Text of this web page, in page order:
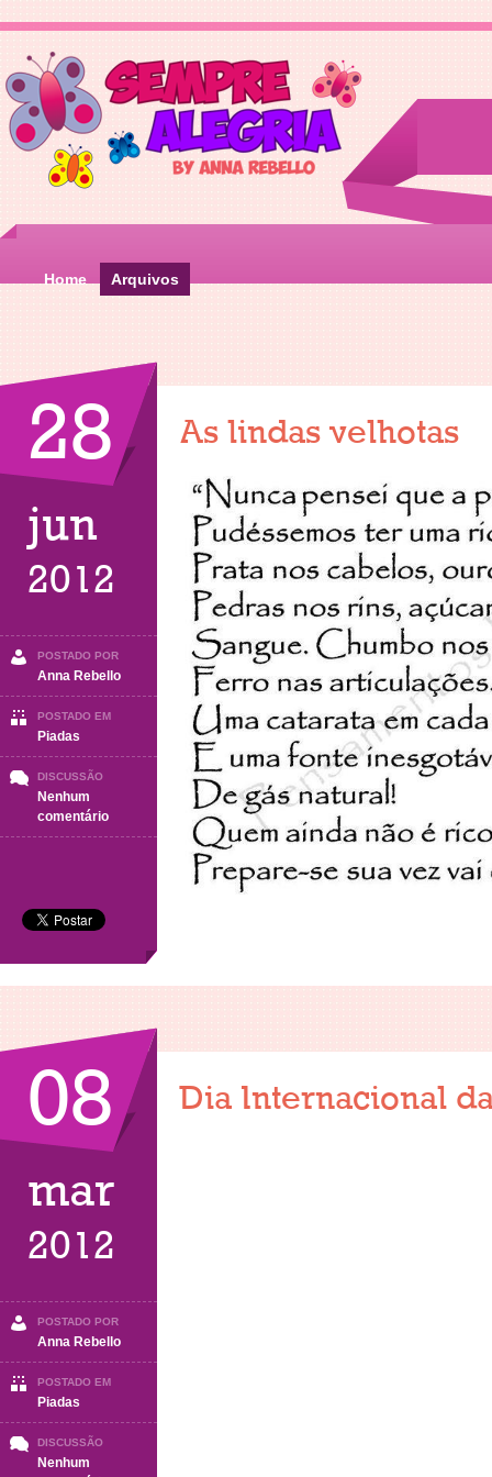
Home Arquivos
28
jun
2012
POSTADO POR
Anna Rebello
POSTADO EM
Piadas
DISCUSSÃO
Nenhum
comentárioem
As
As lindas velhotas
08
mar
2012
POSTADO POR
Anna Rebello
POSTADO EM
Piadas
DISCUSSÃO
Nenhum
Dia Internacional